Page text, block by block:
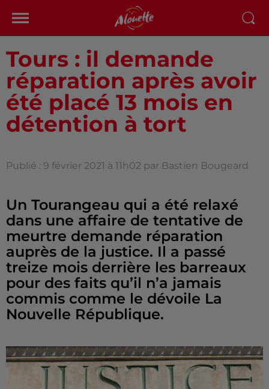
Tours : il demande
réparation après avoir
été placé 13 mois en
détention à tort
Publié : 9 février 2021 à 11h02 par Bastien Bougeard
Un Tourangeau qui a été relaxé
dans une affaire de tentative de
meurtre demande réparation
auprès de la justice. Il a passé
treize mois derrière les barreaux
pour des faits qu’il n’a jamais
commis comme le dévoile La
Nouvelle République.